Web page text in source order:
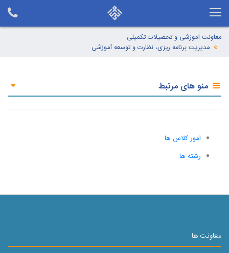
معاونت آموزشی و تحصیلات تکمیلی
مدیریت برنامه ریزی، نظارت و توسعه آموزشی
منو های مرتبط
امور کلاس ها
رشته ها
معاونت ها